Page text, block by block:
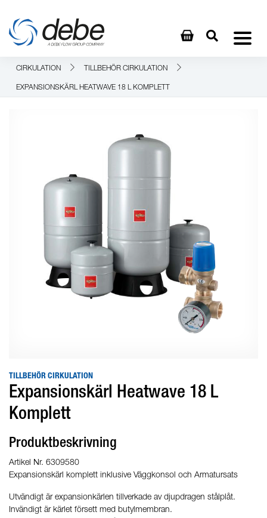
CIRKULATION TILLBEHÖR CIRKULATION
EXPANSIONSKÄRL HEATWAVE 18 L KOMPLETT
TILLBEHÖR CIRKULATION
Expansionskärl Heatwave 18 L
Komplett
Produktbeskrivning
Artikel Nr. 6309580
Expansionskärl komplett inklusive Väggkonsol och Armatursats
Utvändigt är expansionkärlen tillverkade av djupdragen stålplåt.
Invändigt är kärlet försett med butylmembran.